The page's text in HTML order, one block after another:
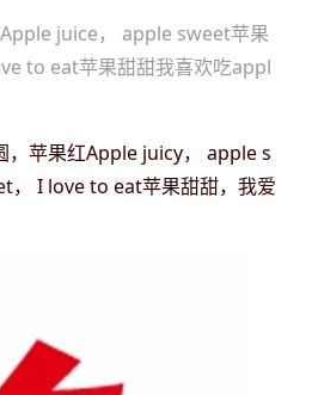
juice， apple sweet苹果
to eat苹果甜甜我喜欢吃appl
苹果红Apple juicy， apple s
， I love to eat苹果甜甜，我爱